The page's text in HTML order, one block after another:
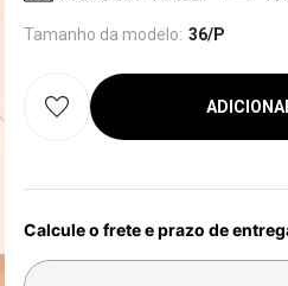
Tamanho da modelo: 36/P